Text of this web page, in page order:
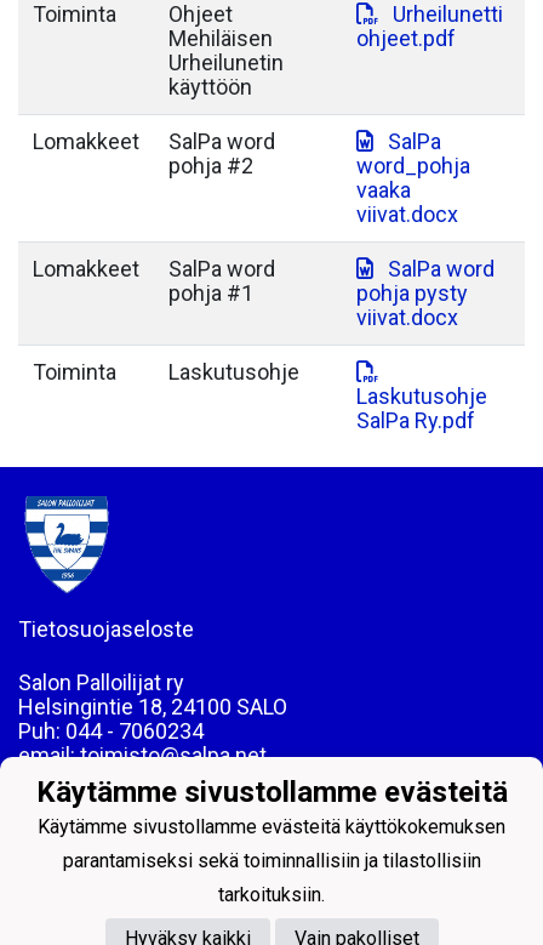
Toiminta
Ohjeet
Mehiläisen
Urheilunetin
käyttöön
Urheilunetti
ohjeet.pdf
Lomakkeet
SalPa word
pohja #2
SalPa
word_pohja
vaaka
viivat.docx
Lomakkeet
SalPa word
pohja #1
SalPa word
pohja pysty
viivat.docx
Toiminta
Laskutusohje
Laskutusohje
SalPa Ry.pdf
Tietosuojaseloste
Salon Palloilijat ry
Helsingintie 18, 24100 SALO
Puh: 044 - 7060234
email: toimisto@salpa.net
LY 0139538-2
Käytämme sivustollamme evästeitä
Käytämme sivustollamme evästeitä käyttökokemuksen
parantamiseksi sekä toiminnallisiin ja tilastollisiin
tarkoituksiin.
Hyväksy kaikki
Vain pakolliset